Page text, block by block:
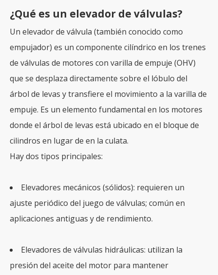
¿Qué es un elevador de válvulas?
Un elevador de válvula (también conocido como
empujador) es un componente cilíndrico en los trenes
de válvulas de motores con varilla de empuje (OHV)
que se desplaza directamente sobre el lóbulo del
árbol de levas y transfiere el movimiento a la varilla de
empuje. Es un elemento fundamental en los motores
donde el árbol de levas está ubicado en el bloque de
cilindros en lugar de en la culata.
Hay dos tipos principales:
Elevadores mecánicos (sólidos): requieren un
ajuste periódico del juego de válvulas; común en
aplicaciones antiguas y de rendimiento.
Elevadores de válvulas hidráulicas: utilizan la
presión del aceite del motor para mantener